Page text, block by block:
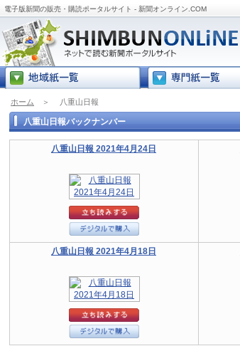
電子版新聞の販売・購読ポータルサイト - 新聞オンライン.COM
ホーム ＞ 八重山日報
八重山日報バックナンバー
八重山日報 2021年4月24日
八重山日報 2021年4月18日